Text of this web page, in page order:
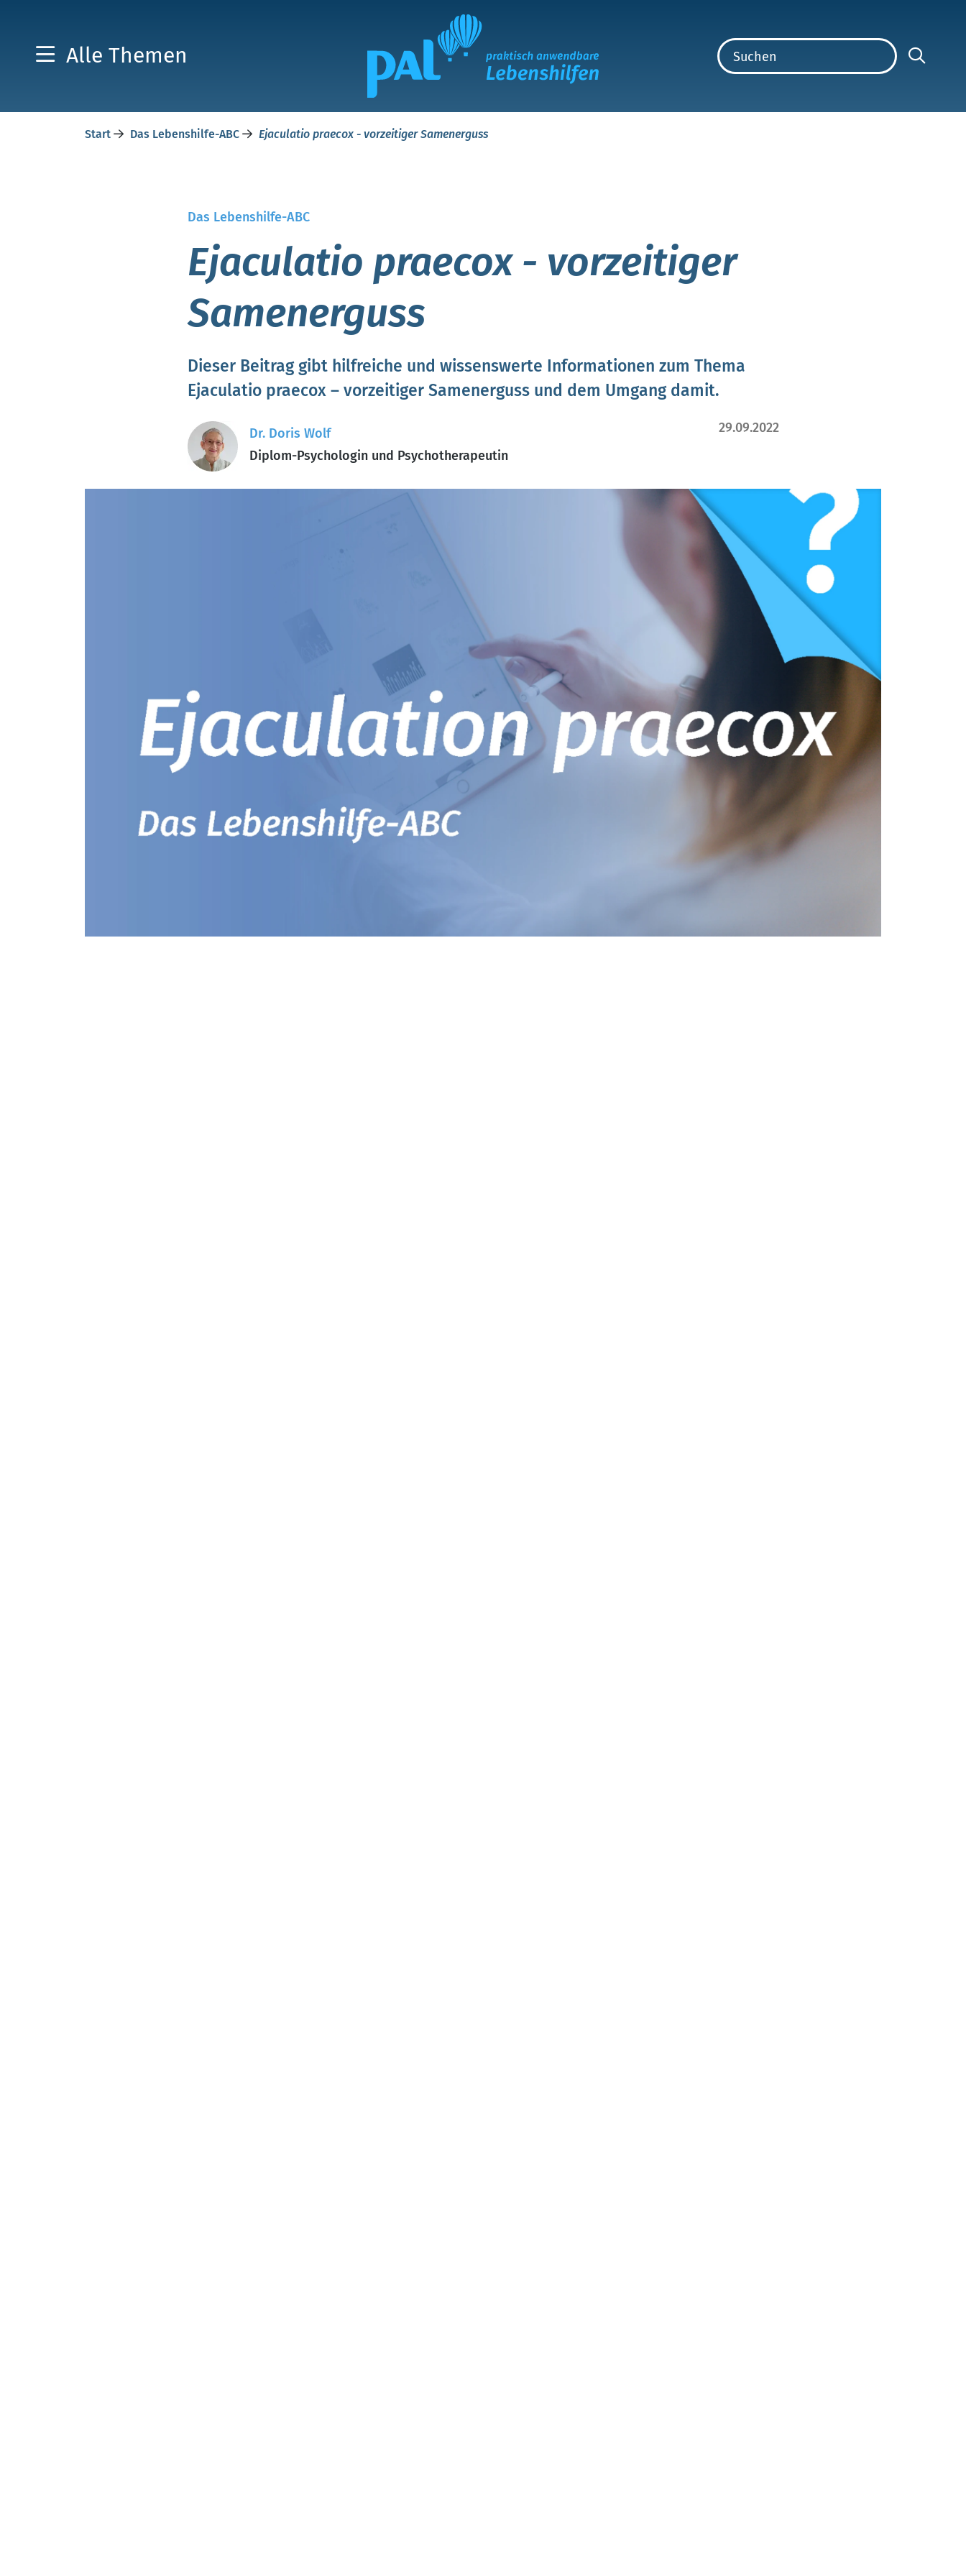
Alle Themen
Start Das Lebenshilfe-ABC Ejaculatio praecox - vorzeitiger Samenerguss
Das Lebenshilfe-ABC
Ejaculatio praecox - vorzeitiger
Samenerguss
Dieser Beitrag gibt hilfreiche und wissenswerte Informationen zum Thema
Ejaculatio praecox – vorzeitiger Samenerguss und dem Umgang damit.
Dr. Doris Wolf
Diplom-Psychologin und Psychotherapeutin
29.09.2022